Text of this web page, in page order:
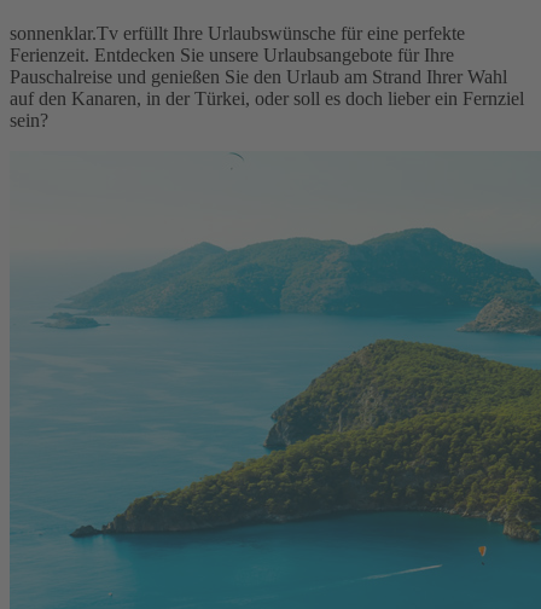
sonnenklar.Tv erfüllt Ihre Urlaubswünsche für eine perfekte
Ferienzeit. Entdecken Sie unsere Urlaubsangebote für Ihre
Pauschalreise und genießen Sie den Urlaub am Strand Ihrer Wahl
auf den Kanaren, in der Türkei, oder soll es doch lieber ein Fernziel
sein?